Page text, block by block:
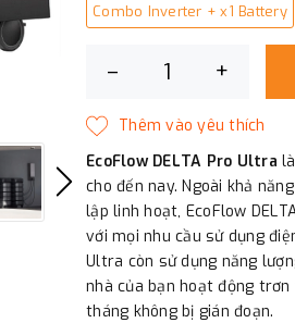
Combo Inverter + x1 Battery
– +
EcoFlow DELTA Pro Ultra
cho đến nay. Ngoài khả
lập linh hoạt, EcoFlow
với mọi nhu cầu sử dụng
Ultra còn sử dụng năng
nhà của bạn hoạt động
tháng không bị gián đoạn.